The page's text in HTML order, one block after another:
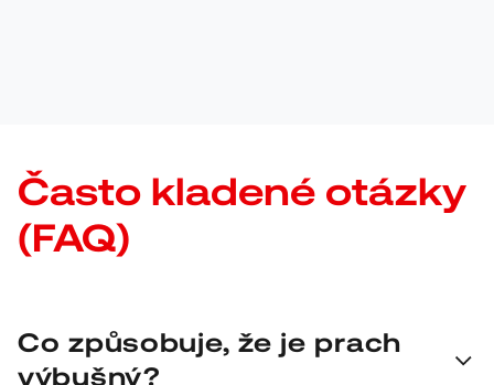
Často kladené otázky
(FAQ)
Co způsobuje, že je prach
výbušný?